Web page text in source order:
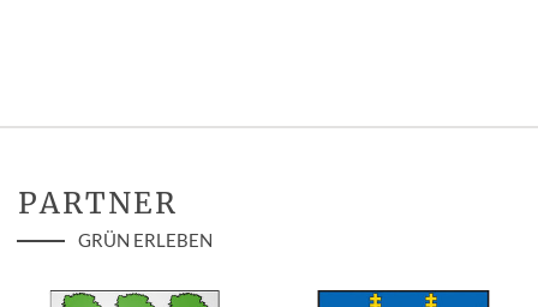
PARTNER
GRÜN ERLEBEN